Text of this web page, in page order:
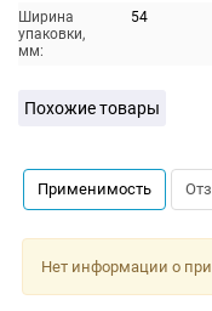
Ширина
упаковки,
мм:
54
Похожие товары
Применимость
Нет информации о